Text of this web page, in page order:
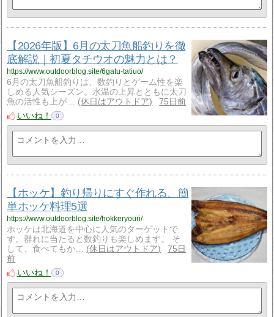
【2026年版】6月の太刀魚船釣りを徹
底解説｜初夏タチウオの魅力とは？
https://www.outdoorblog.site/6gatu-tatiuo/
6月の太刀魚船釣りは、数釣りとゲーム性を楽
しめる人気シーズン。水温の上昇とともに太刀
魚の活性も上が…
休日はアウトドア
75日前
いいね！
0
【ホッケ】釣り帰りにすぐ作れる、簡
単ホッケ料理5選
https://www.outdoorblog.site/hokkeryouri/
ホッケは北海道を中心に人気のターゲットで
す。群れに当たると数釣りも楽しめます。 そ
して、食べてもか…
休日はアウトドア
75日
前
いいね！
0